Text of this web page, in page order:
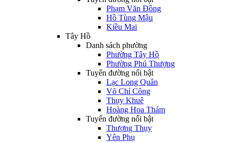
Phạm Văn Đồng
Hồ Tùng Mậu
Kiều Mai
Tây Hồ
Danh sách phường
Phường Tây Hồ
Phường Phú Thượng
Tuyến đường nổi bật
Lạc Long Quân
Võ Chí Công
Thụy Khuê
Hoàng Hoa Thám
Tuyến đường nổi bật
Thượng Thụy
Yên Phụ